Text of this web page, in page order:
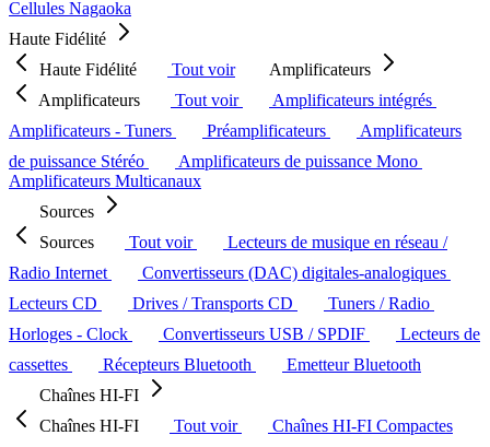
Cellules Nagaoka
Haute Fidélité
Haute Fidélité
Tout voir
Amplificateurs
Amplificateurs
Tout voir
Amplificateurs intégrés
Amplificateurs - Tuners
Préamplificateurs
Amplificateurs
de puissance Stéréo
Amplificateurs de puissance Mono
Amplificateurs Multicanaux
Sources
Sources
Tout voir
Lecteurs de musique en réseau /
Radio Internet
Convertisseurs (DAC) digitales-analogiques
Lecteurs CD
Drives / Transports CD
Tuners / Radio
Horloges - Clock
Convertisseurs USB / SPDIF
Lecteurs de
cassettes
Récepteurs Bluetooth
Emetteur Bluetooth
Chaînes HI-FI
Chaînes HI-FI
Tout voir
Chaînes HI-FI Compactes